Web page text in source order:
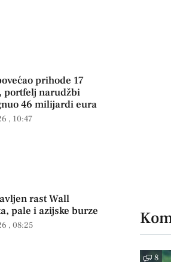
prihode 17
portfelj narudžbi
46 milijardi eura
10:47
rast Wall
pale i azijske burze
08:25
8